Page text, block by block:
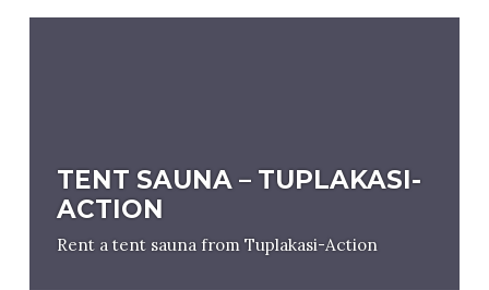
TENT SAUNA – TUPLAKASI-
ACTION
Rent a tent sauna from Tuplakasi-Action